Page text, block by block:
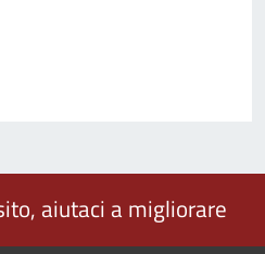
aiutaci a migliorare